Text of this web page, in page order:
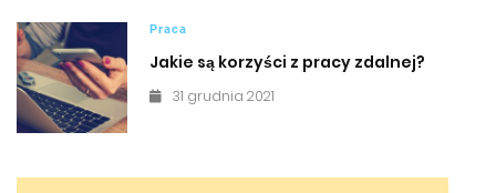
Praca
Jakie są korzyści z pracy zdalnej?
31 grudnia 2021